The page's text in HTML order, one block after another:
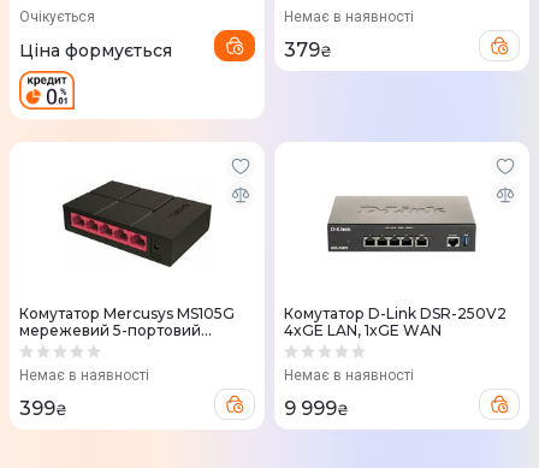
Очікується
Ціна формується
Немає в наявності
379₴
Комутатор Mercusys MS105G
мережевий 5-портовий
гiгабiтний
Немає в наявності
399₴
Комутатор D-Link DSR-250V2
4xGE LAN, 1xGE WAN
Немає в наявності
9 999₴